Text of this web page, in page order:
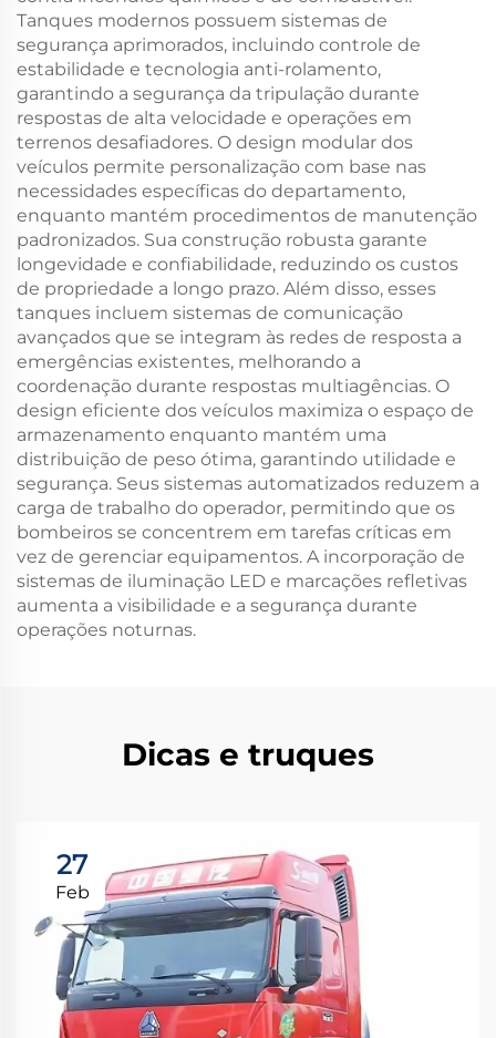
Tanques modernos possuem sistemas de
segurança aprimorados, incluindo controle de
estabilidade e tecnologia anti-rolamento,
garantindo a segurança da tripulação durante
respostas de alta velocidade e operações em
terrenos desafiadores. O design modular dos
veículos permite personalização com base nas
necessidades específicas do departamento,
enquanto mantém procedimentos de manutenção
padronizados. Sua construção robusta garante
longevidade e confiabilidade, reduzindo os custos
de propriedade a longo prazo. Além disso, esses
tanques incluem sistemas de comunicação
avançados que se integram às redes de resposta a
emergências existentes, melhorando a
coordenação durante respostas multiagências. O
design eficiente dos veículos maximiza o espaço de
armazenamento enquanto mantém uma
distribuição de peso ótima, garantindo utilidade e
segurança. Seus sistemas automatizados reduzem a
carga de trabalho do operador, permitindo que os
bombeiros se concentrem em tarefas críticas em
vez de gerenciar equipamentos. A incorporação de
sistemas de iluminação LED e marcações refletivas
aumenta a visibilidade e a segurança durante
operações noturnas.
Dicas e truques
27
Feb